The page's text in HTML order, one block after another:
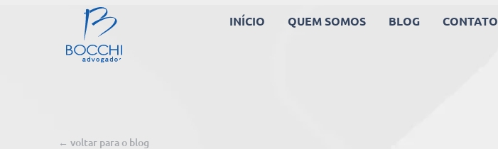
INÍCIO QUEM SOMOS BLOG CONTATO
← voltar para o blog